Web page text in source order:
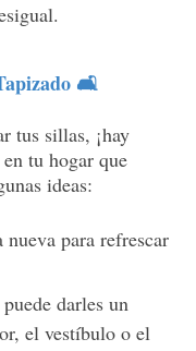
🛋️
tus sillas, ¡hay
tu hogar que
ideas:
para refrescar
darles un
el vestíbulo o el